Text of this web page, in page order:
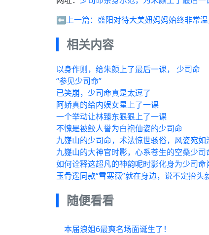
⬅️上一篇： 盛阳对待大美妞妈妈始终非常
相关内容
以身作则，给朱颜上了最后一课， 少司命
“参见少司命”
已笑崩，少司命真是太逗了
阿娇真的给内娱女星上了一课
一个举动让林臻东狠狠上了一课
不愧是被鲛人誉为白袍仙姿的少司命
九嶷山的少司命，术法惊世骇俗，风姿宛如
九嶷山的大神官时影，心系苍生的空桑少司
如何诠释这超凡的神韵呢时影化身为少司命
玉骨遥同款“雪寒薇”就在身边，说不定抬头
随便看看
本届浪姐6最爽名场面诞生了！